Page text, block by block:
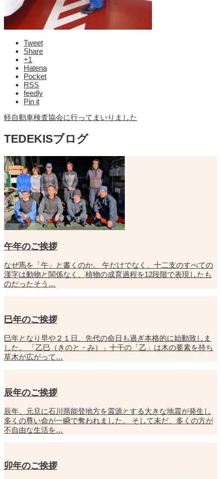
Tweet
Share
+1
Hatena
Pocket
RSS
feedly
Pin it
軽自動車検査協会に行ってまいりました
TEDEKISブログ
午年のご挨拶
なぜ馬を「午」と書くのか。 午だけでなく、十二支のすべての
漢字は動物と関係なく、植物の成育過程を12段階で表現したも
のだったそう…
巳年のご挨拶
巳年となり早や２１日、先代の命日も過ぎ本格的に始動致しま
した。 「乙巳（きのと・み）」十干の「乙」は木の要素を持ち
草木が広がって…
辰年のご挨拶
辰年、元旦に石川県能登地方を震源とする大きな地震が発生し
多くの尊い命が一瞬で奪われました。 そして未だ、多くの方が
不自由な生活を…
卯年のご挨拶